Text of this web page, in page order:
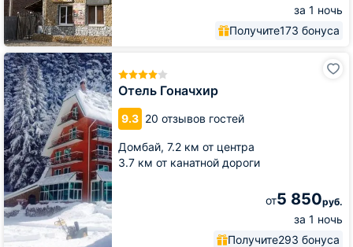
за 1 ночь
Получите173 бонуса
Отель Гоначхир
9.3 20 отзывов гостей
Домбай, 7.2 км от центра
3.7 км от канатной дороги
от5 850руб.
за 1 ночь
Получите293 бонуса
Отель
Гоначхир